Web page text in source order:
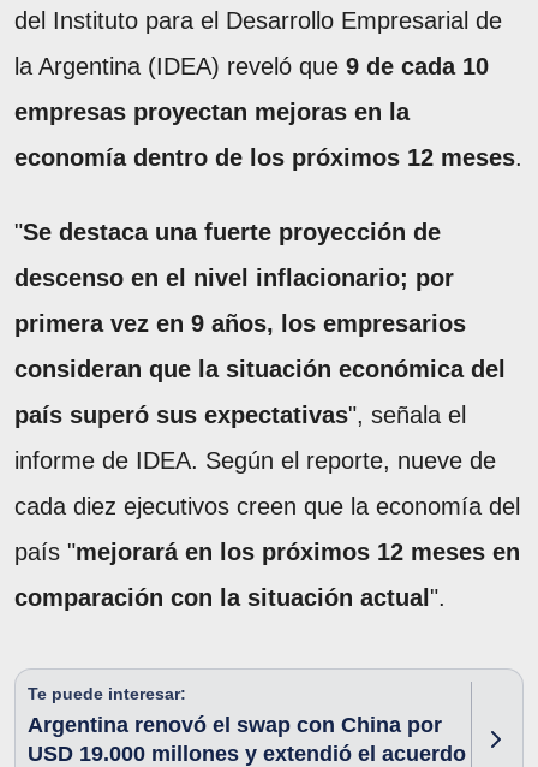
del Instituto para el Desarrollo Empresarial de
la Argentina (IDEA) reveló que 9 de cada 10
empresas proyectan mejoras en la
economía dentro de los próximos 12 meses.
"Se destaca una fuerte proyección de
descenso en el nivel inflacionario; por
primera vez en 9 años, los empresarios
consideran que la situación económica del
país superó sus expectativas", señala el
informe de IDEA. Según el reporte, nueve de
cada diez ejecutivos creen que la economía del
país "mejorará en los próximos 12 meses en
comparación con la situación actual ".
Te puede interesar:
Argentina renovó el swap con China por
USD 19.000 millones y extendió el acuerdo